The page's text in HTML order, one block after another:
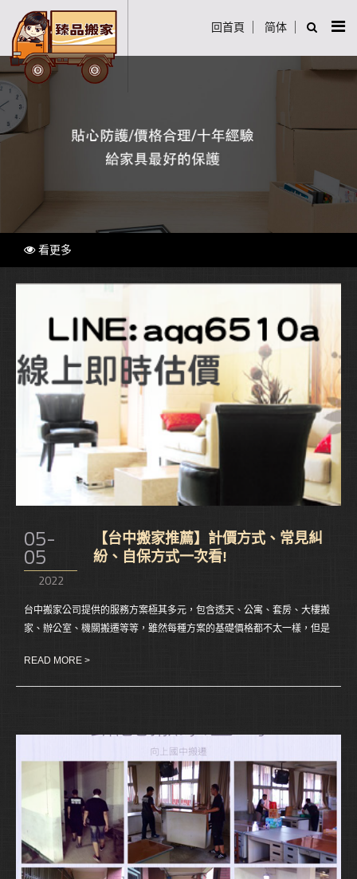
回首頁 简体
看更多
05-
05
2022
【台中搬家推薦】計價方式、常見糾
紛、自保方式一次看!
台中搬家公司提供的服務方案極其多元，包含透天、公寓、套房、大樓搬
家、辦公室、機關搬遷等等，雖然每種方案的基礎價格都不太一樣，但是
特殊條件，但在挑選搬家公司時，請不要以「價格」作為衡量的唯一標
準，因為不肖業者往往是透過削價競爭來獲取客源，到實際搬家日當場坐
READ MORE >